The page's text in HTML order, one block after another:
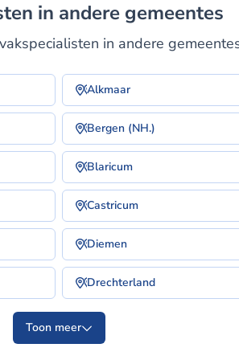
in andere gemeentes
in andere
Alkmaar
Bergen (NH.)
Blaricum
Castricum
Diemen
Drechterland
Toon meer